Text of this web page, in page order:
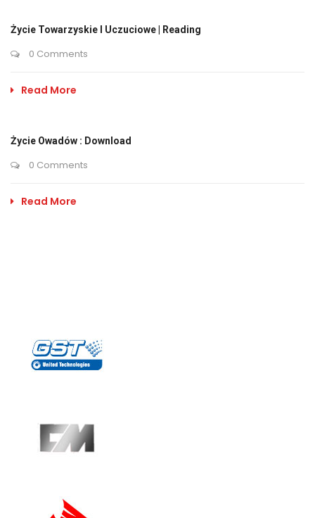
Życie Towarzyskie I Uczuciowe | Reading
0 Comments
Read More
Życie Owadów : Download
0 Comments
Read More